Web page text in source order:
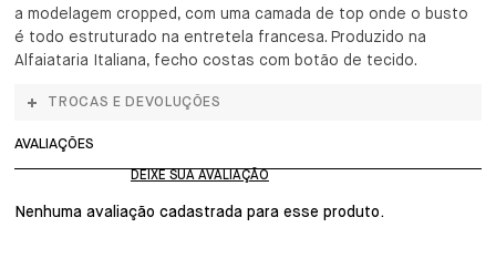
a modelagem cropped, com uma camada de top onde o busto
é todo estruturado na entretela francesa. Produzido na
Alfaiataria Italiana, fecho costas com botão de tecido.
TROCAS E DEVOLUÇÕES
AVALIAÇÕES
Nenhuma avaliação cadastrada para esse produto.